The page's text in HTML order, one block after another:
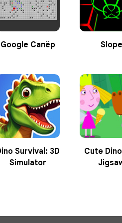
Google Сапёр Slope
Survival: 3D
Simulator
Cute